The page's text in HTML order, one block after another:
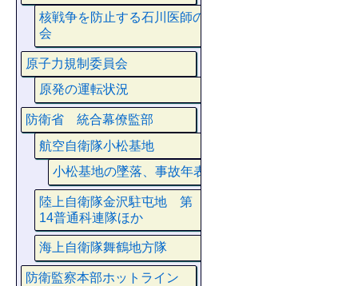
核戦争を防止する石川医師の
会
原子力規制委員会
原発の運転状況
防衛省 統合幕僚監部
航空自衛隊小松基地
小松基地の墜落、事故年表
陸上自衛隊金沢駐屯地 第
14普通科連隊ほか
海上自衛隊舞鶴地方隊
防衛監察本部ホットライン